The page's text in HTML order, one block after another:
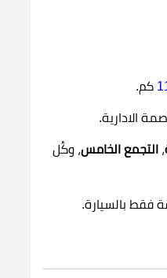
كم.
الادارية.
، التجمع الخامس، وكُل
فقط بالسيارة.